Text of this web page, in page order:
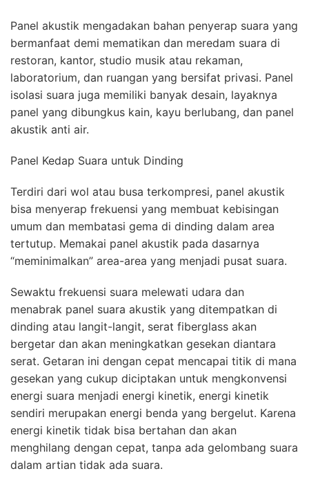
Panel akustik mengadakan bahan penyerap suara yang
bermanfaat demi mematikan dan meredam suara di
restoran, kantor, studio musik atau rekaman,
laboratorium, dan ruangan yang bersifat privasi. Panel
isolasi suara juga memiliki banyak desain, layaknya
panel yang dibungkus kain, kayu berlubang, dan panel
akustik anti air.
Panel Kedap Suara untuk Dinding
Terdiri dari wol atau busa terkompresi, panel akustik
bisa menyerap frekuensi yang membuat kebisingan
umum dan membatasi gema di dinding dalam area
tertutup. Memakai panel akustik pada dasarnya
“meminimalkan” area-area yang menjadi pusat suara.
Sewaktu frekuensi suara melewati udara dan
menabrak panel suara akustik yang ditempatkan di
dinding atau langit-langit, serat fiberglass akan
bergetar dan akan meningkatkan gesekan diantara
serat. Getaran ini dengan cepat mencapai titik di mana
gesekan yang cukup diciptakan untuk mengkonvensi
energi suara menjadi energi kinetik, energi kinetik
sendiri merupakan energi benda yang bergelut. Karena
energi kinetik tidak bisa bertahan dan akan
menghilang dengan cepat, tanpa ada gelombang suara
dalam artian tidak ada suara.